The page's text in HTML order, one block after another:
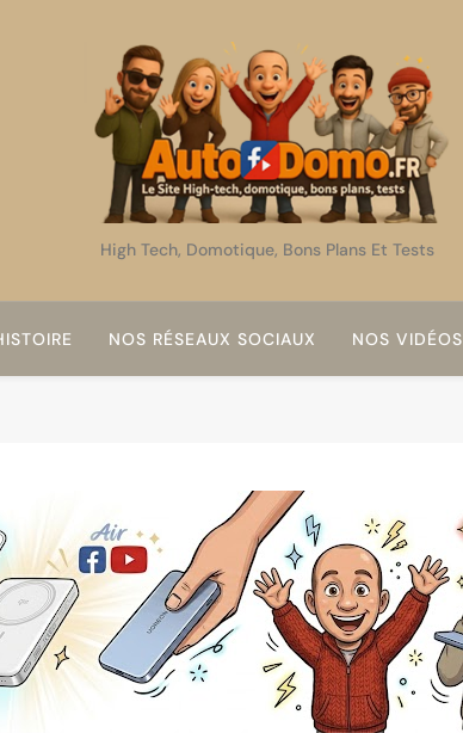
AutoDomo
High Tech, Domotique, Bons Plans Et Tests
NOS RÉSEAUX SOCIAUX NOS VIDÉOS